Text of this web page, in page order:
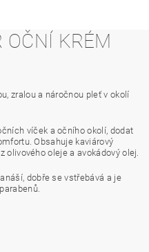
OČNÍ KRÉM
zralou a náročnou pleť v okolí
víček a očního okolí, dodat
Obsahuje kaviárový
olivového oleje a avokádový olej.
dobře se vstřebává a je